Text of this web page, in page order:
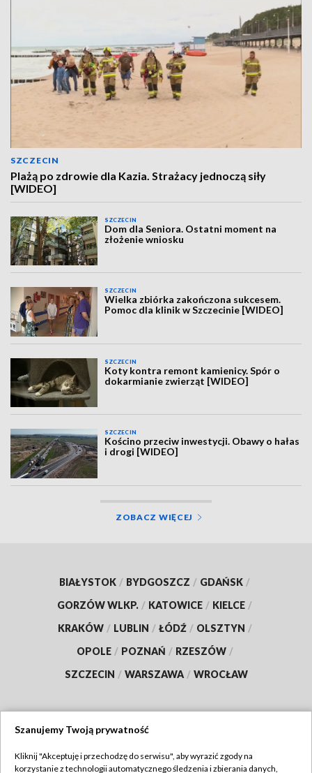
SZCZECIN
Plażą po zdrowie dla Kazia. Strażacy jednoczą siły
[WIDEO]
SZCZECIN
Dom dla Seniora. Ostatni moment na
złożenie wniosku
SZCZECIN
Wielka zbiórka zakończona sukcesem.
Pomoc dla klinik w Szczecinie [WIDEO]
SZCZECIN
Koty kontra remont kamienicy. Spór o
dokarmianie zwierząt [WIDEO]
SZCZECIN
Kościno przeciw inwestycji. Obawy o hałas
i drogi [WIDEO]
ZOBACZ WIĘCEJ
BIAŁYSTOK / BYDGOSZCZ / GDAŃSK /
GORZÓW WLKP. / KATOWICE / KIELCE /
KRAKÓW / LUBLIN / ŁÓDŹ / OLSZTYN /
OPOLE / POZNAŃ / RZESZÓW /
SZCZECIN / WARSZAWA / WROCŁAW
Szanujemy Twoją prywatność
Kliknij "Akceptuję i przechodzę do serwisu", aby wyrazić zgody na
korzystanie z technologii automatycznego śledzenia i zbierania danych,